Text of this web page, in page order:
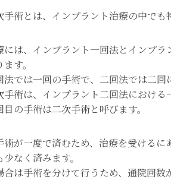
術とは、インプラント治療の中でも
には、インプラント一回法とインプ
す。
では一回の手術で、二回法では二回
術は、インプラント二回法における
の手術は二次手術と呼びます。
が一度で済むため、治療を受けるに
なく済みます。
は手術を分けて行うため、通院回数